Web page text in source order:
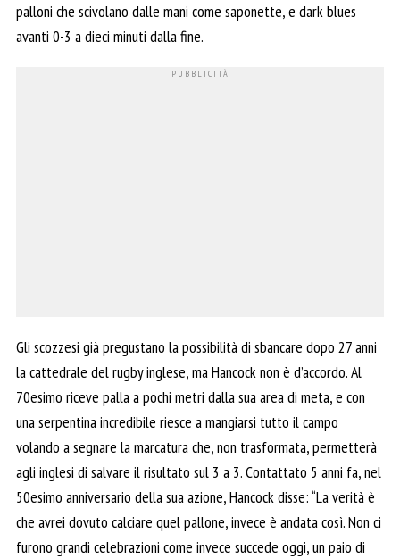
palloni che scivolano dalle mani come saponette, e dark blues
avanti 0-3 a dieci minuti dalla fine.
Gli scozzesi già pregustano la possibilità di sbancare dopo 27 anni
la cattedrale del rugby inglese, ma Hancock non è d’accordo. Al
70esimo riceve palla a pochi metri dalla sua area di meta, e con
una serpentina incredibile riesce a mangiarsi tutto il campo
volando a segnare la marcatura che, non trasformata, permetterà
agli inglesi di salvare il risultato sul 3 a 3. Contattato 5 anni fa, nel
50esimo anniversario della sua azione, Hancock disse: “La verità è
che avrei dovuto calciare quel pallone, invece è andata così. Non ci
furono grandi celebrazioni come invece succede oggi, un paio di